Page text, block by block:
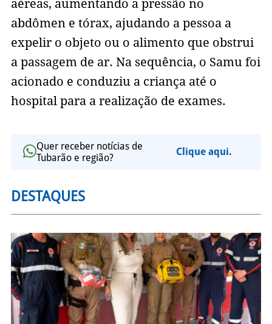
aéreas, aumentando a pressão no
abdômen e tórax, ajudando a pessoa a
expelir o objeto ou o alimento que obstrui
a passagem de ar. Na sequência, o Samu foi
acionado e conduziu a criança até o
hospital para a realização de exames.
Quer receber notícias de
Tubarão e região?
Clique aqui.
DESTAQUES